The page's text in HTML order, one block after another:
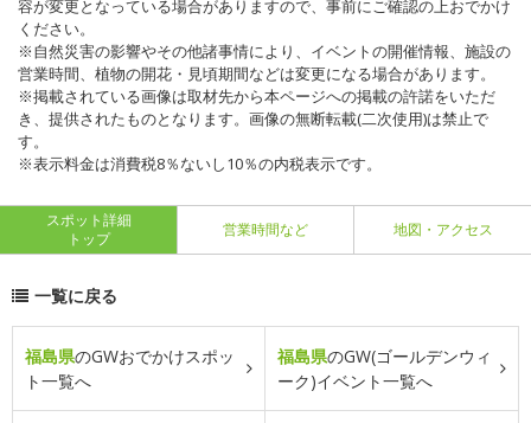
容が変更となっている場合がありますので、事前にご確認の上おでかけ
ください。
※自然災害の影響やその他諸事情により、イベントの開催情報、施設の
営業時間、植物の開花・見頃期間などは変更になる場合があります。
※掲載されている画像は取材先から本ページへの掲載の許諾をいただ
き、提供されたものとなります。画像の無断転載(二次使用)は禁止で
す。
※表示料金は消費税8％ないし10％の内税表示です。
スポット詳細
トップ
営業時間など 地図・アクセス
一覧に戻る
福島県のGWおでかけスポッ
ト一覧へ
福島県のGW(ゴールデンウィ
ーク)イベント一覧へ